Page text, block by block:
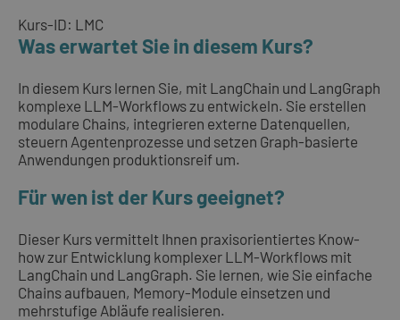
Kurs-ID: LMC
Was erwartet Sie in diesem Kurs?
In diesem Kurs lernen Sie, mit LangChain und LangGraph
komplexe LLM-Workflows zu entwickeln. Sie erstellen
modulare Chains, integrieren externe Datenquellen,
steuern Agentenprozesse und setzen Graph-basierte
Anwendungen produktionsreif um.
Für wen ist der Kurs geeignet?
Dieser Kurs vermittelt Ihnen praxisorientiertes Know-
how zur Entwicklung komplexer LLM-Workflows mit
LangChain und LangGraph. Sie lernen, wie Sie einfache
Chains aufbauen, Memory-Module einsetzen und
mehrstufige Abläufe realisieren.